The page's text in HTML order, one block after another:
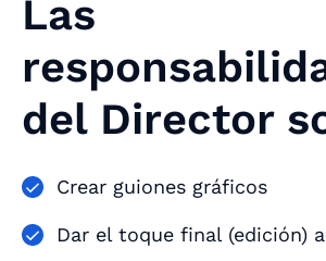
Las
del Director
Crear guiones gráficos
Dar el toque final (edición)